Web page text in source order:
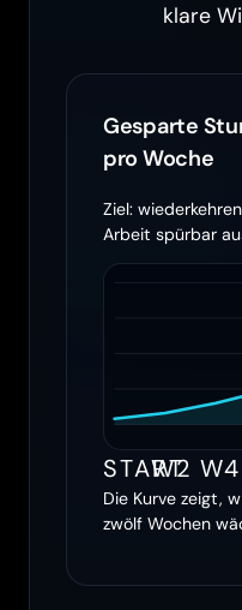
klare
Gesparte
pro Woche
Ziel:
Arbeit spürbar
Team
START
W2 W4
Die Kurve zeigt,
zwölf Wochen